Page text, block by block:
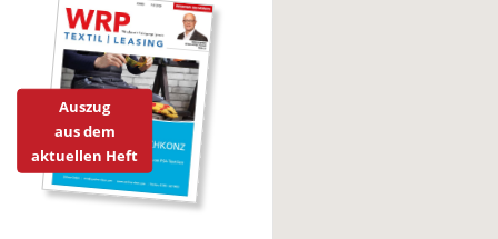
Auszug
aus dem
aktuellen Heft